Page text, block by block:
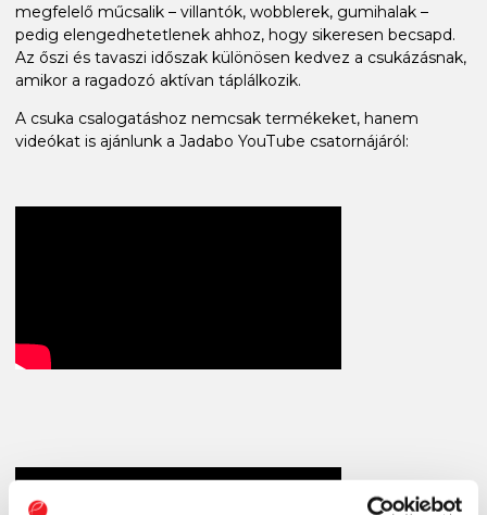
megfelelő műcsalik – villantók, wobblerek, gumihalak –
pedig elengedhetetlenek ahhoz, hogy sikeresen becsapd.
Az őszi és tavaszi időszak különösen kedvez a csukázásnak,
amikor a ragadozó aktívan táplálkozik.
A csuka csalogatáshoz nemcsak termékeket, hanem
videókat is ajánlunk a Jadabo YouTube csatornájáról: